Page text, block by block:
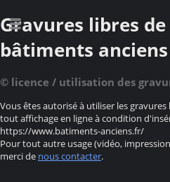
Gravures libres
bâtiments anciens
© licence / utilisation des
Vous êtes autorisé à utiliser les
tout affichage en ligne à condition
https://www.batiments-anciens.fr/
Pour tout autre usage (vidéo,
merci de nous contacter.